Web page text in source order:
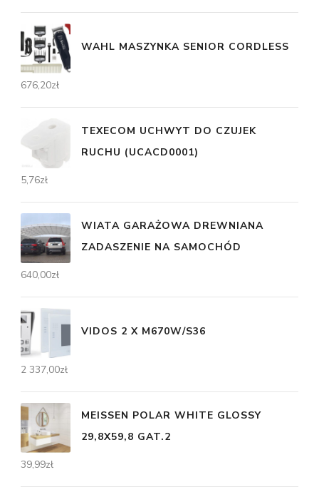
WAHL MASZYNKA SENIOR CORDLESS
676,20zł
TEXECOM UCHWYT DO CZUJEK
RUCHU (UCACD0001)
5,76zł
WIATA GARAŻOWA DREWNIANA
ZADASZENIE NA SAMOCHÓD
640,00zł
VIDOS 2 X M670W/S36
2 337,00zł
MEISSEN POLAR WHITE GLOSSY
29,8X59,8 GAT.2
39,99zł